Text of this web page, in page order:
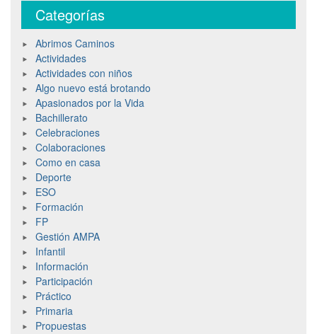
Categorías
Abrimos Caminos
Actividades
Actividades con niños
Algo nuevo está brotando
Apasionados por la Vida
Bachillerato
Celebraciones
Colaboraciones
Como en casa
Deporte
ESO
Formación
FP
Gestión AMPA
Infantil
Información
Participación
Práctico
Primaria
Propuestas